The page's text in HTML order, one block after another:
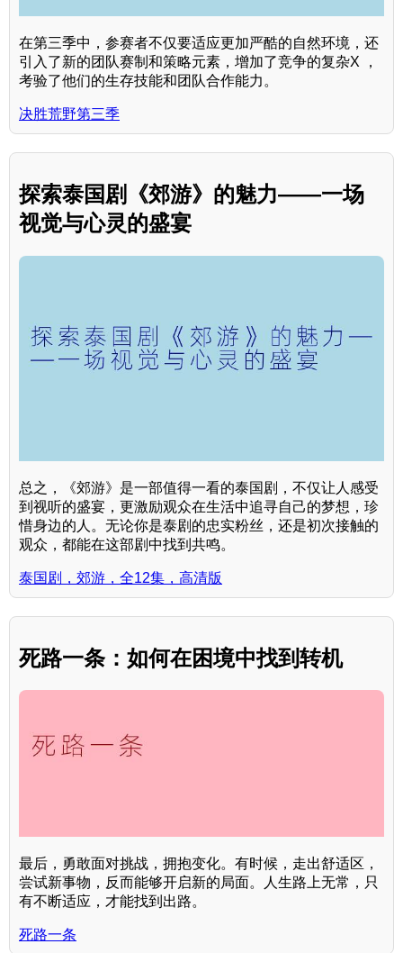
在第三季中，参赛者不仅要适应更加严酷的自然环境，还
引入了新的团队赛制和策略元素，增加了竞争的复杂X ，
考验了他们的生存技能和团队合作能力。
决胜荒野第三季
探索泰国剧《郊游》的魅力——一场
视觉与心灵的盛宴
总之，《郊游》是一部值得一看的泰国剧，不仅让人感受
到视听的盛宴，更激励观众在生活中追寻自己的梦想，珍
惜身边的人。无论你是泰剧的忠实粉丝，还是初次接触的
观众，都能在这部剧中找到共鸣。
泰国剧，郊游，全12集，高清版
死路一条：如何在困境中找到转机
最后，勇敢面对挑战，拥抱变化。有时候，走出舒适区，
尝试新事物，反而能够开启新的局面。人生路上无常，只
有不断适应，才能找到出路。
死路一条